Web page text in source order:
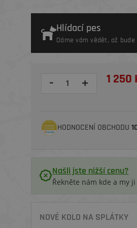
Hlídací pes
Dáme vám vědět, až
- + 1 250
HODNOCENÍ OBCHODU
Našli jste nižší cenu?
Řekněte nám kde a my
NOVÉ KOLO NA SPLÁTKY